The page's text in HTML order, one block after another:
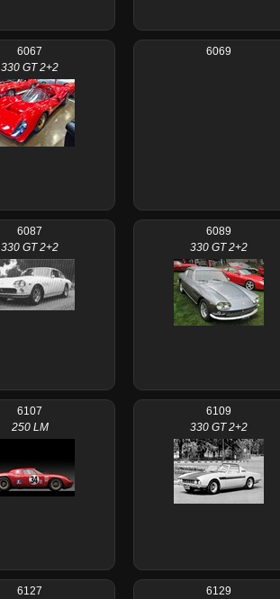
6067
330 GT 2+2
6069
6087
330 GT 2+2
6089
330 GT 2+2
6107
250 LM
6109
330 GT 2+2
6127
6129